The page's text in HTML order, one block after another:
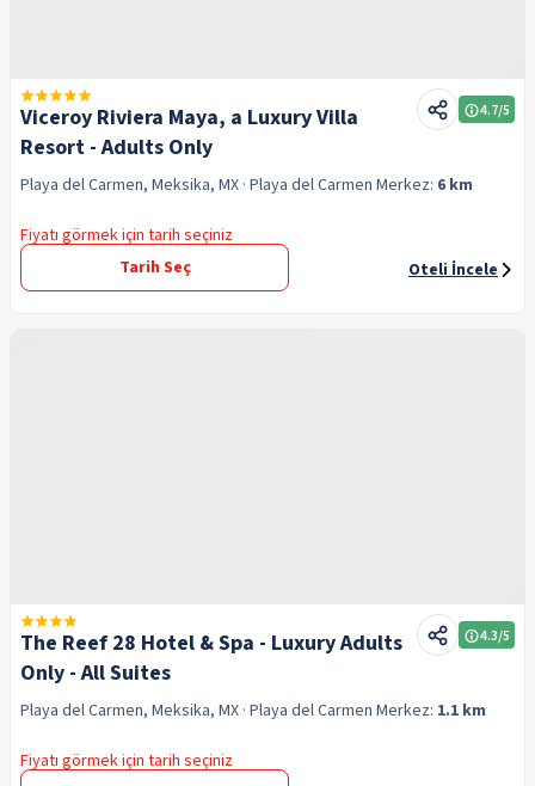
Viceroy Riviera Maya, a Luxury Villa
Resort - Adults Only
4.7/5
Playa del Carmen, Meksika, MX · Playa del Carmen Merkez: 6 km
Fiyatı görmek için tarih seçiniz
Tarih Seç
Oteli İncele
The Reef 28 Hotel & Spa - Luxury Adults
Only - All Suites
4.3/5
Playa del Carmen, Meksika, MX · Playa del Carmen Merkez: 1.1 km
Fiyatı görmek için tarih seçiniz